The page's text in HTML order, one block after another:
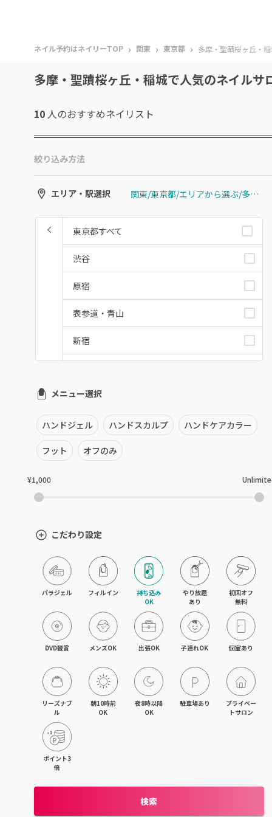
ネイル予約はネイリーTOP › 関東 › 東京都 › 多摩・聖蹟桜ヶ丘・
多摩・聖蹟桜ヶ丘・稲城で人気のネイルサ
10 人のおすすめネイリスト
絞り込み方法
エリア・駅選択 関東/東京都/エリアから選ぶ/多摩・聖蹟桜ヶ丘・稲城
東京都すべて
渋谷
原宿
表参道・青山
新宿
銀座・新橋・有楽町
恵比寿・代官山・中目黒
自由が丘・学芸大学
下北沢・代々木上原
目黒・戸越・武蔵小山
北千住・町屋・亀有
錦糸町・小岩・青砥
吉祥寺・荻窪・三鷹
立川・国立・国分寺
八王子・日野・昭島
日暮里・駒込・千駄木
メニュー選択
ハンドジェル ハンドスカルプ ハンドケアカラー
フット オフのみ
¥1,000
こだわり設定
パラジェル フィルイン
持ち込み
OK
やり放題
あり
初回オフ
無料
DVD観賞 メンズOK 出張OK 子連れOK 個室あり
リーズナブ
ル
朝10時前
OK
夜8時以降
OK
駐車場あり
プライベー
トサロン
ポイント3
倍
検索